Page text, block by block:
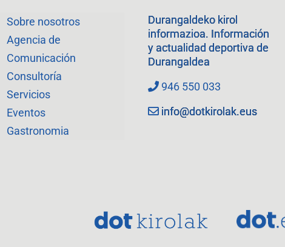
Sobre nosotros
Agencia de
Comunicación
Consultoría
Servicios
Eventos
Gastronomia
Durangaldeko kirol
informazioa. Información
y actualidad deportiva de
Durangaldea
946 550 033
info@dotkirolak.eus